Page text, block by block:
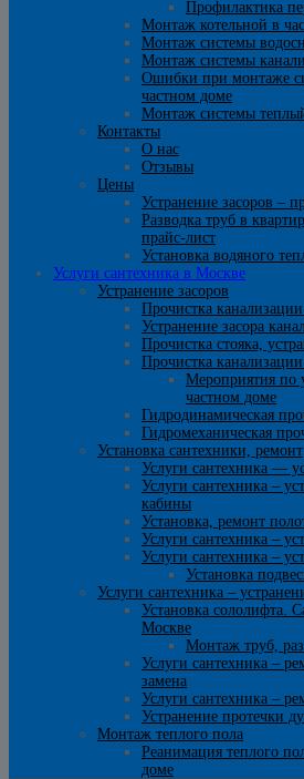
Профилактика
Монтаж котельной в
Монтаж системы
Монтаж системы
Ошибки при монтаже
частном доме
Монтаж системы
Контакты
О нас
Отзывы
Цены
Устранение засоров –
Разводка труб в
прайс-лист
Установка водяного
Услуги сантехника в Москве
Устранение засоров
Прочистка
Устранение засора
Прочистка стояка,
Прочистка
Мероприятия по
частном доме
Гидродинамическая
Гидромеханическая
Установка сантехники, ремонт
Услуги сантехника —
Услуги сантехника –
кабины
Установка, ремонт
Услуги сантехника –
Услуги сантехника –
Установка
Услуги сантехника –
Установка сололифта.
Москве
Монтаж труб,
Услуги сантехника –
замена
Услуги сантехника –
Устранение протечки
Монтаж теплого пола
Реанимация теплого
доме